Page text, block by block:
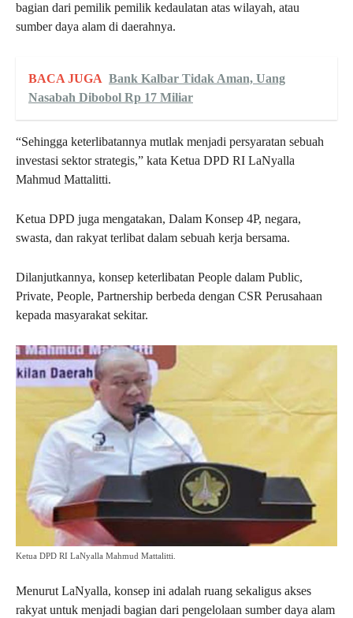
bagian dari pemilik pemilik kedaulatan atas wilayah, atau
sumber daya alam di daerahnya.
BACA JUGA Bank Kalbar Tidak Aman, Uang
Nasabah Dibobol Rp 17 Miliar
“Sehingga keterlibatannya mutlak menjadi persyaratan sebuah
investasi sektor strategis,” kata Ketua DPD RI LaNyalla
Mahmud Mattalitti.
Ketua DPD juga mengatakan, Dalam Konsep 4P, negara,
swasta, dan rakyat terlibat dalam sebuah kerja bersama.
Dilanjutkannya, konsep keterlibatan People dalam Public,
Private, People, Partnership berbeda dengan CSR Perusahaan
kepada masyarakat sekitar.
Ketua DPD RI LaNyalla Mahmud Mattalitti.
Menurut LaNyalla, konsep ini adalah ruang sekaligus akses
rakyat untuk menjadi bagian dari pengelolaan sumber daya alam